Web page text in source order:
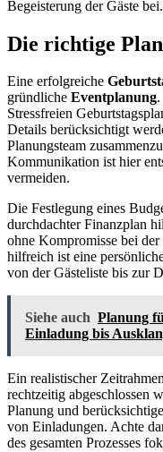
Begeisterung der Gäste bei.
Die richtige
Eine erfolgreiche
gründliche Eventplanung
Stressfreien
Details berücksichtigt
Planungsteam
Kommunikation ist hier
vermeiden.
Die Festlegung eines
durchdachter Finanzplan
ohne Kompromisse bei
hilfreich ist eine
von der Gästeliste bis zur
Siehe auch Planung
Einladung bis
Ein realistischer
rechtzeitig abgeschlossen
Planung und
von Einladungen. Achte
des gesamten Prozesses